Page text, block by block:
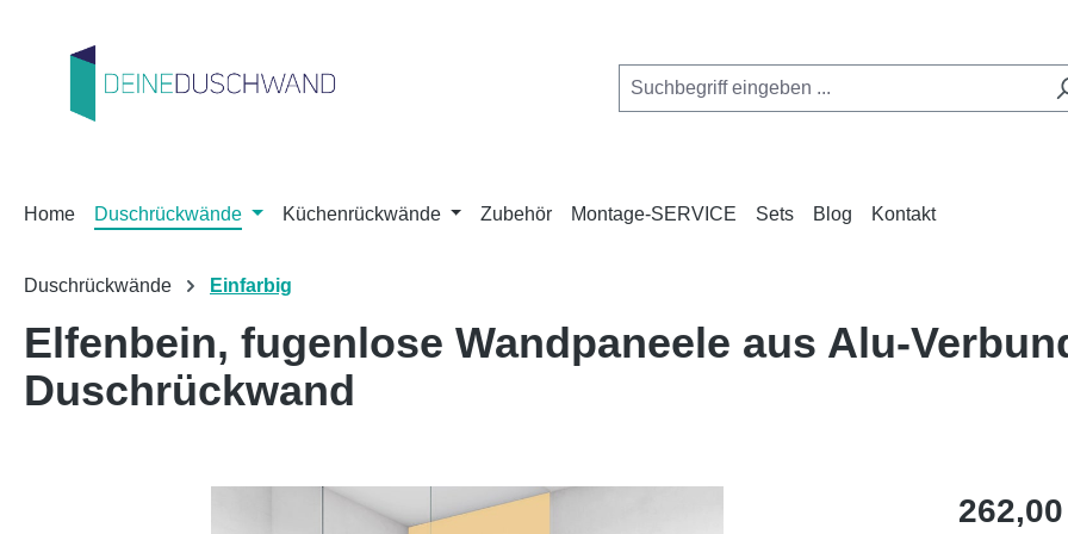
Home Duschrückwände Küchenrückwände Zubehör Montage-SERVICE Sets Blog Kontakt
Duschrückwände Einfarbig
Elfenbein, fugenlose Wandpaneele aus Alu-
Duschrückwand
Regulärer